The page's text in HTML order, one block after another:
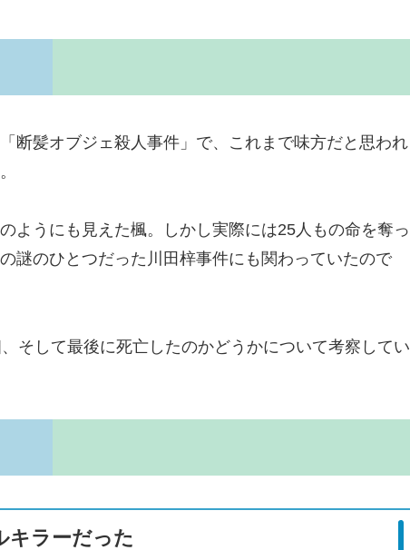
断髪オブジェ殺人事件」で、これまで味方だと思われ
ようにも見えた楓。しかし実際には25人もの命を奪っ
謎のひとつだった川田梓事件にも関わっていたので
そして最後に死亡したのかどうかについて考察してい
キラーだった